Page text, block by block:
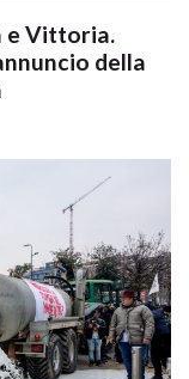
e Vittoria.
della